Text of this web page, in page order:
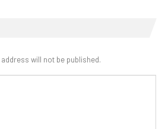
will not be published.